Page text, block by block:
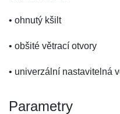
• ohnutý kšilt
• obšité větrací otvory
• univerzální nastavitelná
Parametry